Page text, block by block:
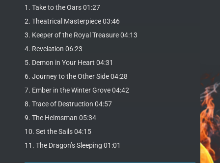
1. Take to the Oars 01:27
2. Theatrical Masterpiece 03:46
3. Keeper of the Royal Treasure 04:13
4. Revelation 06:23
5. Demon in Your Heart 04:31
6. Journey to the Other Side 04:28
7. Ember in the Winter Grove 04:42
8. Trace of Destruction 04:57
9. The Helmsman 05:34
10. Set the Sails 04:15
11. The Dragon’s Sleeping 01:01